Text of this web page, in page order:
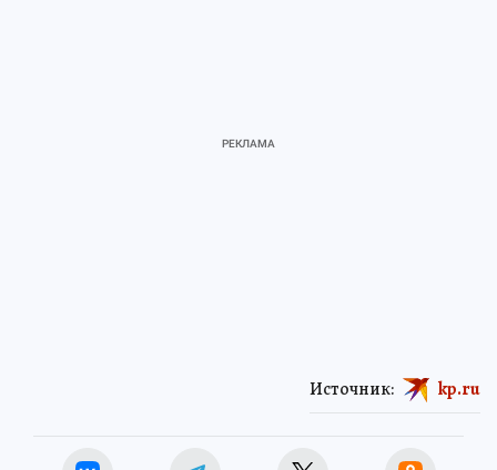
Источник: kp.ru